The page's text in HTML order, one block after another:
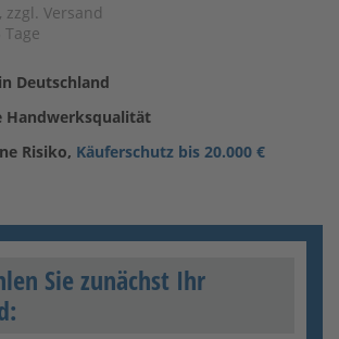
zzgl. Versand
Tage
Deutschland
Handwerksqualität
Risiko, Käuferschutz bis 20.000 €
Sie zunächst Ihr